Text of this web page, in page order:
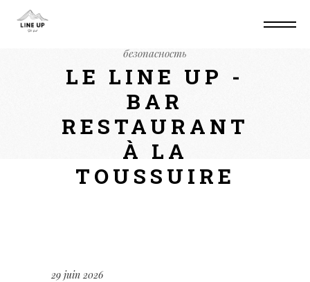
безопасность
LE LINE UP -
BAR
RESTAURANT
À LA
TOUSSUIRE
29 juin 2026